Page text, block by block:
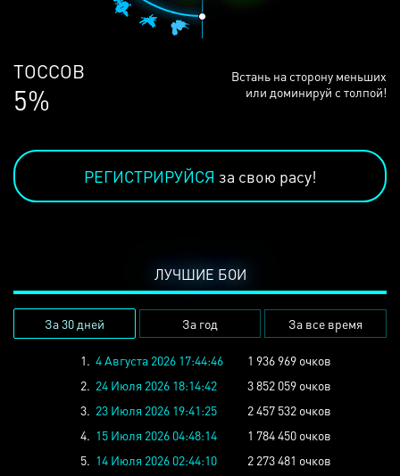
ЛЮДЕЙ
68%
Встань на сторону меньших
или доминируй с толпой!
РЕГИСТРИРУЙСЯ за свою расу!
ЛУЧШИЕ БОИ
За 30 дней За год За все время
1. 4 Августа 2026 17:44:46
1 936 969 очков
2. 24 Июля 2026 18:14:42
3 852 059 очков
3. 23 Июля 2026 19:41:25
2 457 532 очков
4. 15 Июля 2026 04:48:14
1 784 450 очков
5. 14 Июля 2026 02:44:10
2 273 481 очков